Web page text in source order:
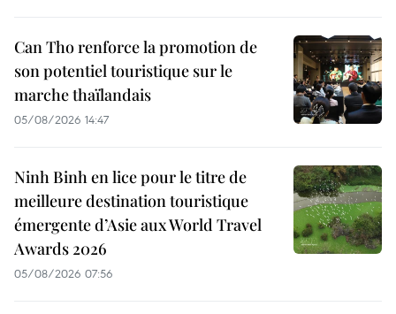
Can Tho renforce la promotion de
son potentiel touristique sur le
marche thaïlandais
05/08/2026 14:47
Ninh Binh en lice pour le titre de
meilleure destination touristique
émergente d’Asie aux World Travel
Awards 2026
05/08/2026 07:56